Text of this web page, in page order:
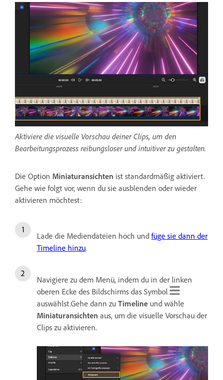
Aktiviere die visuelle Vorschau deiner Clips, um den
Bearbeitungsprozess reibungsloser und intuitiver zu gestalten.
Die Option Miniaturansichten ist standardmäßig aktiviert.
Gehe wie folgt vor, wenn du sie ausblenden oder wieder
aktivieren möchtest:
Lade die Mediendateien hoch und füge sie dann der
Timeline hinzu.
Navigiere zu dem Menü, indem du in der linken
oberen Ecke des Bildschirms das Symbol
auswählst.Gehe dann zu Timeline und wähle
Miniaturansichten aus, um die visuelle Vorschau der
Clips zu aktivieren.